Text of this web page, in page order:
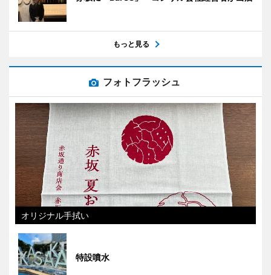
もっと見る
フォトフラッシュ
オリジナル手拭い
特設噴水